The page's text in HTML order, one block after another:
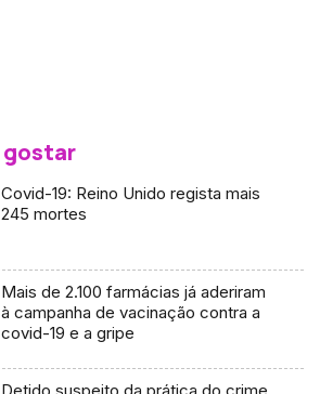
gostar
Covid-19: Reino Unido regista mais
245 mortes
Mais de 2.100 farmácias já aderiram
à campanha de vacinação contra a
covid-19 e a gripe